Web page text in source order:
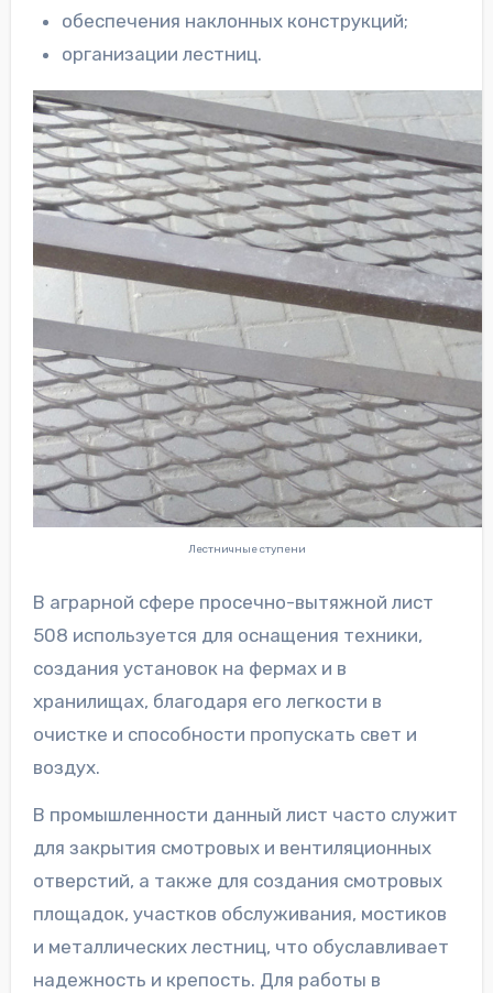
обеспечения наклонных конструкций;
организации лестниц.
Лестничные ступени
В аграрной сфере просечно-вытяжной лист
508 используется для оснащения техники,
создания установок на фермах и в
хранилищах, благодаря его легкости в
очистке и способности пропускать свет и
воздух.
В промышленности данный лист часто служит
для закрытия смотровых и вентиляционных
отверстий, а также для создания смотровых
площадок, участков обслуживания, мостиков
и металлических лестниц, что обуславливает
надежность и крепость. Для работы в